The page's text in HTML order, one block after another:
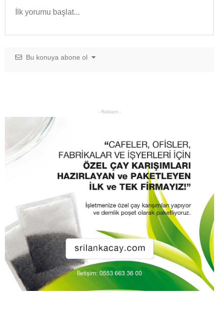
Bu konuya abone ol
- Reklam -